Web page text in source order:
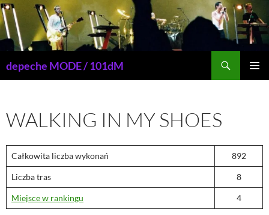
Przejdź
do
treści
depeche MODE / 101dM
WALKING IN MY SHOES
Całkowita liczba wykonań 892
Liczba tras 8
Miejsce w rankingu 4